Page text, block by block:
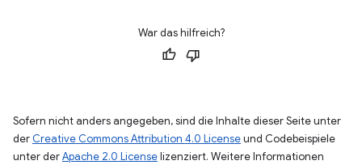
War das hilfreich?
Sofern nicht anders angegeben, sind die Inhalte dieser Seite unter
der Creative Commons Attribution 4.0 Licenseund Codebeispiele
unter derApache 2.0 Licenselizenziert. Weitere Informationen